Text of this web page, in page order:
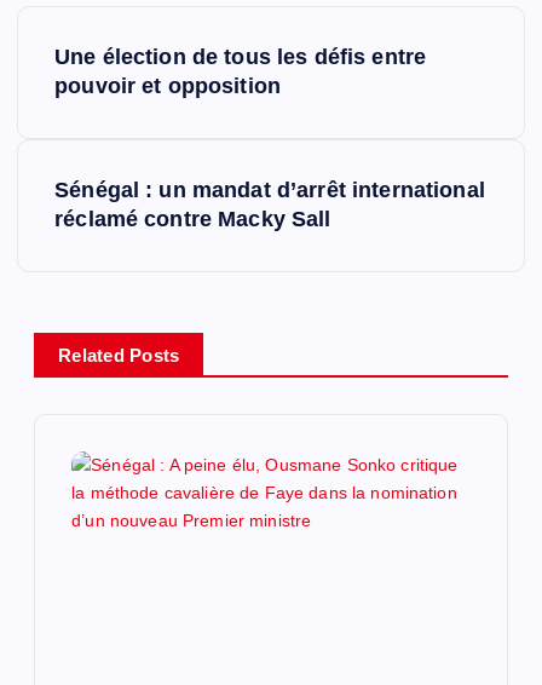
a
Une élection de tous les défis entre
pouvoir et opposition
Sénégal : un mandat d’arrêt international
réclamé contre Macky Sall
Related Posts